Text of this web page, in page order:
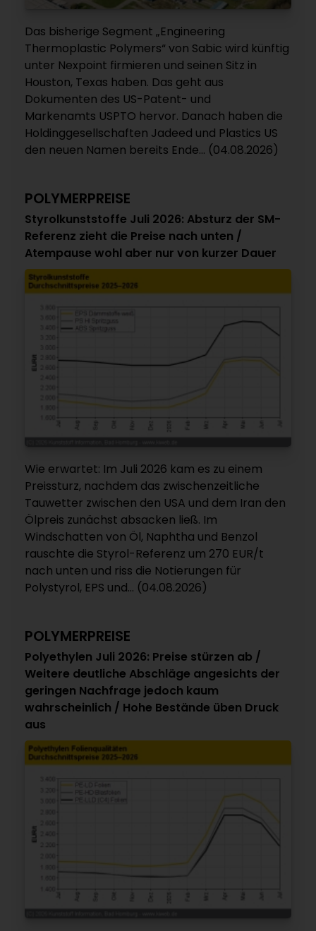
Das bisherige Segment „Engineering
Thermoplastic Polymers“ von Sabic wird künftig
unter Nexpoint firmieren und seinen Sitz in
Houston, Texas haben. Das geht aus
Dokumenten des US-Patent- und
Markenamts USPTO hervor. Danach haben die
Holdinggesellschaften Jadeed und Plastics US
den neuen Namen bereits Ende... (04.08.2026)
POLYMERPREISE
Styrolkunststoffe Juli 2026: Absturz der SM-
Referenz zieht die Preise nach unten /
Atempause wohl aber nur von kurzer Dauer
Wie erwartet: Im Juli 2026 kam es zu einem
Preissturz, nachdem das zwischenzeitliche
Tauwetter zwischen den USA und dem Iran den
Ölpreis zunächst absacken ließ. Im
Windschatten von Öl, Naphtha und Benzol
rauschte die Styrol-Referenz um 270 EUR/t
nach unten und riss die Notierungen für
Polystyrol, EPS und... (04.08.2026)
POLYMERPREISE
Polyethylen Juli 2026: Preise stürzen ab /
Weitere deutliche Abschläge angesichts der
geringen Nachfrage jedoch kaum
wahrscheinlich / Hohe Bestände üben Druck
aus